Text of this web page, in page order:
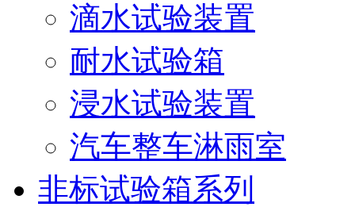
滴水试验装置
耐水试验箱
浸水试验装置
汽车整车淋雨室
非标试验箱系列